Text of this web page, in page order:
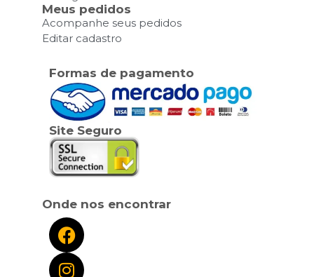
Meus pedidos
Acompanhe seus pedidos
Editar cadastro
Formas de pagamento
Site Seguro
Onde nos encontrar